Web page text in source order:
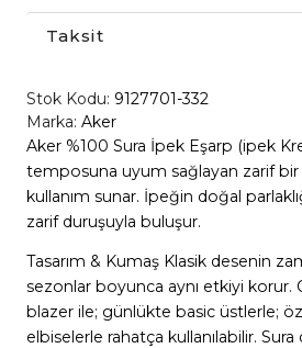
Taksit
Stok Kodu: 9127701-332
Marka: Aker
Aker %100 Sura İpek Eşarp (ipek
temposuna uyum sağlayan zarif bir
kullanım sunar. İpeğin doğal
zarif duruşuyla buluşur.
Tasarım & Kumaş Klasik desenin
sezonlar boyunca aynı etkiyi
blazer ile; günlükte basic üstlerle;
elbiselerle rahatça kullanılabilir.